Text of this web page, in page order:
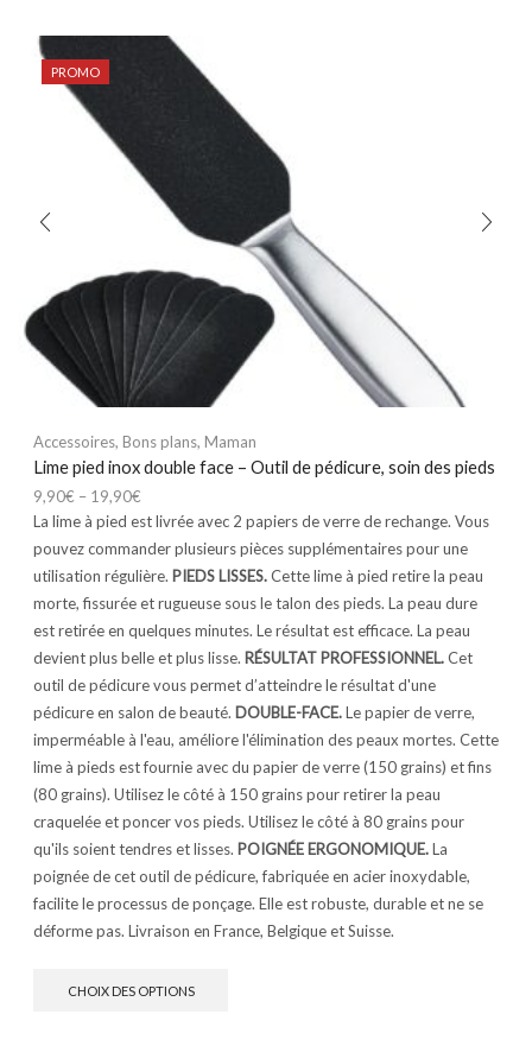
PROMO
Accessoires, Bons plans, Maman
Lime pied inox double face – Outil de pédicure, soin des pieds
9,90€ – 19,90€
La lime à pied est livrée avec 2 papiers de verre de rechange. Vous
pouvez commander plusieurs pièces supplémentaires pour une
utilisation régulière. PIEDS LISSES.Cette lime à pied retire la peau
morte, fissurée et rugueuse sous le talon des pieds. La peau dure
est retirée en quelques minutes. Le résultat est efficace. La peau
devient plus belle et plus lisse. RÉSULTAT PROFESSIONNEL.Cet
outil de pédicure vous permet d’atteindre le résultat d'une
pédicure en salon de beauté. DOUBLE-FACE.Le papier de verre,
imperméable à l'eau, améliore l'élimination des peaux mortes. Cette
lime à pieds est fournie avec du papier de verre (150 grains) et fins
(80 grains). Utilisez le côté à 150 grains pour retirer la peau
craquelée et poncer vos pieds. Utilisez le côté à 80 grains pour
qu'ils soient tendres et lisses. POIGNÉE ERGONOMIQUE.La
poignée de cet outil de pédicure, fabriquée en acier inoxydable,
facilite le processus de ponçage. Elle est robuste, durable et ne se
déforme pas. Livraison en France, Belgique et Suisse.
CHOIX DES OPTIONS